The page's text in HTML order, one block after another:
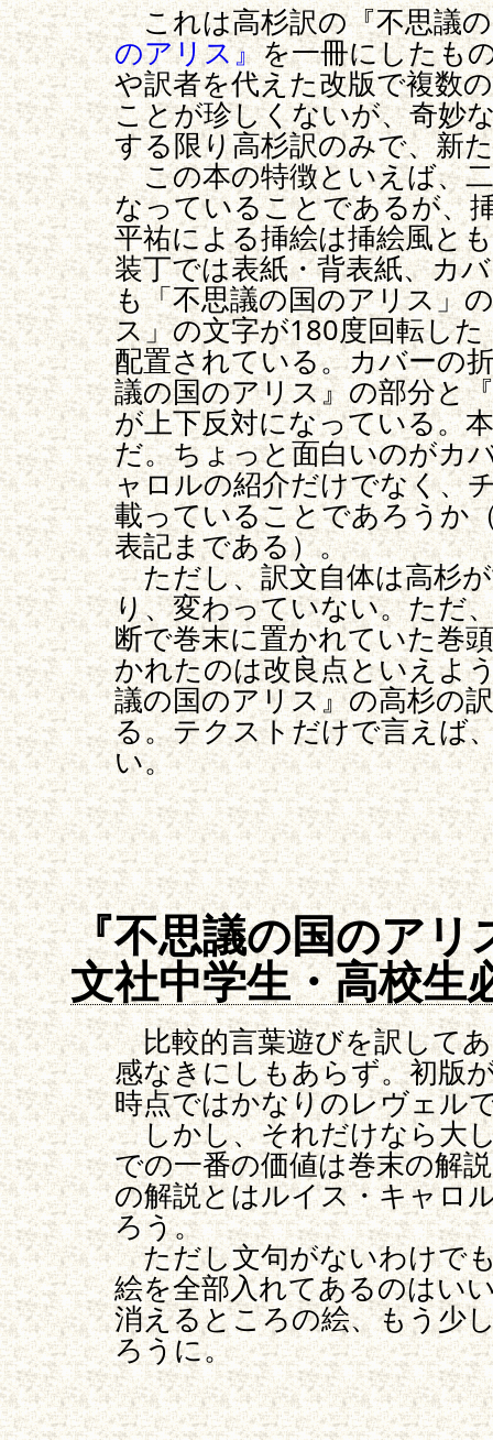
これは高杉訳の『不思議
のアリス』を一冊にしたも
や訳者を代えた改版で複数
ことが珍しくないが、奇妙
する限り高杉訳のみで、新
この本の特徴といえば、
なっていることであるが、
平祐による挿絵は挿絵風と
装丁では表紙・背表紙、カ
も「不思議の国のアリス」
ス」の文字が180度回転し
配置されている。カバーの
議の国のアリス』の部分と
が上下反対になっている。
だ。ちょっと面白いのがカ
ャロルの紹介だけでなく、
載っていることであろうか
表記まである）。
ただし、訳文自体は高杉
り、変わっていない。ただ
断で巻末に置かれていた巻
かれたのは改良点といえよ
議の国のアリス』の高杉の
る。テクストだけで言えば
い。
『不思議の国のア
文社中学生・高校生
比較的言葉遊びを訳して
感なきにしもあらず。初版
時点ではかなりのレヴェル
しかし、それだけなら大
での一番の価値は巻末の解
の解説とはルイス・キャロ
ろう。
ただし文句がないわけで
絵を全部入れてあるのはい
消えるところの絵、もう少
ろうに。